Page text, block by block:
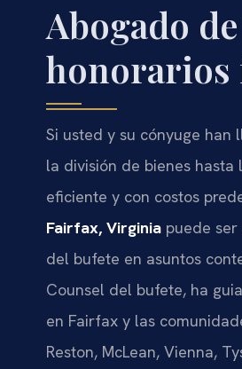
Abogado
honorarios
Si usted y su cónyuge
la división de bienes
eficiente y con costos
Fairfax, Virginia puede ser
del bufete en asuntos
Counsel del bufete, ha
en Fairfax y las
Reston, McLean, Vienna,